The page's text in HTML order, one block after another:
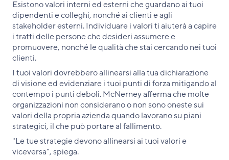
Esistono valori interni ed esterni che guardano ai tuoi
dipendenti e colleghi, nonché ai clienti e agli
stakeholder esterni. Individuare i valori ti aiuterà a capire
i tratti delle persone che desideri assumere e
promuovere, nonché le qualità che stai cercando nei tuoi
clienti.
I tuoi valori dovrebbero allinearsi alla tua dichiarazione
di visione ed evidenziare i tuoi punti di forza mitigando al
contempo i punti deboli. McNerney afferma che molte
organizzazioni non considerano o non sono oneste sui
valori della propria azienda quando lavorano su piani
strategici, il che può portare al fallimento.
"Le tue strategie devono allinearsi ai tuoi valori e
viceversa", spiega.